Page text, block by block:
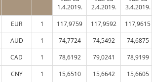
1.4.2019.
2.4.2019.
3.4.2019.
EUR 1 117,9759 117,9592
117,9615
AUD 1 74,7724 74,5492
74,6875
CAD 1 78,6192 79,0241
78,9199
CNY 1 15,6510 15,6642
15,6605